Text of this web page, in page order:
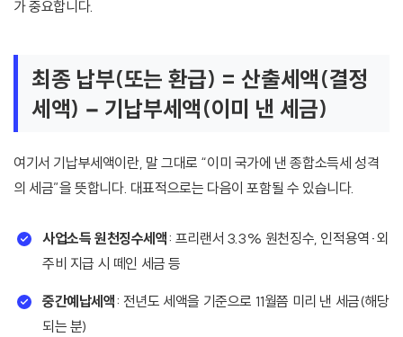
가 중요합니다.
최종 납부(또는 환급) = 산출세액(결정
세액) − 기납부세액(이미 낸 세금)
여기서 기납부세액이란, 말 그대로 “이미 국가에 낸 종합소득세 성격
의 세금”을 뜻합니다. 대표적으로는 다음이 포함될 수 있습니다.
사업소득 원천징수세액: 프리랜서 3.3% 원천징수, 인적용역·외
주비 지급 시 떼인 세금 등
중간예납세액: 전년도 세액을 기준으로 11월쯤 미리 낸 세금(해당
되는 분)